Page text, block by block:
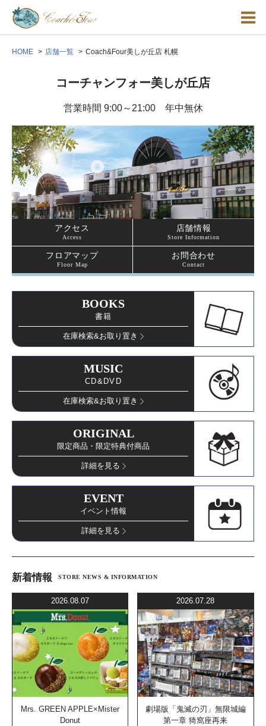
HOME 店舗一覧 Coach&Four美しが丘店 札幌
コーチャンフォー美しが丘店
営業時間 9:00～21:00 年中無休
アクセス
Access
店舗情報
Store Information
フロアマップ
Floor Map
お問合わせ
Contact
BOOKS
書籍
在庫検索&お取り置き
MUSIC
CD&DVD
在庫検索&お取り置き
ORIGINAL
限定商品・限定特典付商品
詳細を見る
EVENT
イベント情報
詳細を見る
新着情報 STORE NEWS & INFORMATION
2026.08.07
Mrs. GREEN APPLE×Mister
Donut
2026.07.28
劇場版「鬼滅の刃」無限城編
第一章 猗窩座再来